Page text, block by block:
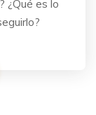
¿Qué es lo